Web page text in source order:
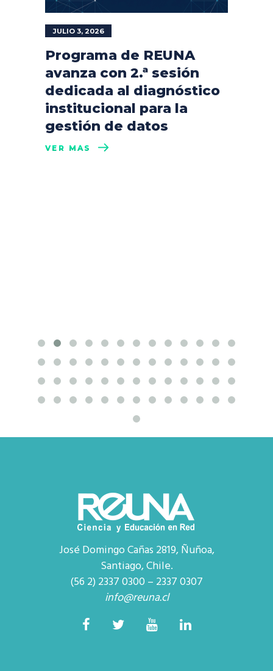
JULIO 3, 2026
Programa de REUNA
avanza con 2.ª sesión
dedicada al diagnóstico
institucional para la
gestión de datos
VER MÁS
José Domingo Cañas 2819, Ñuñoa,
Santiago, Chile.
(56 2) 2337 0300 – 2337 0307
info@reuna.cl